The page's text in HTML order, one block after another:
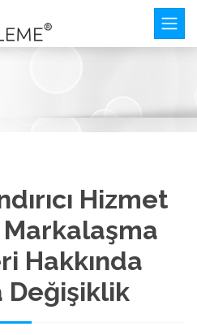
Hizmet
Hakkında
Değişiklik